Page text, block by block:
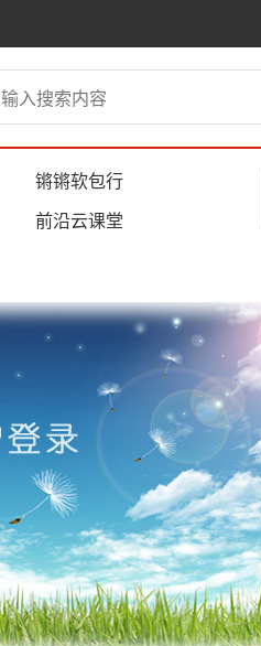
锵锵软包行
前沿云课堂